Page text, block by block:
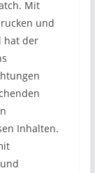
Mit
und
hat der
Inhalten.